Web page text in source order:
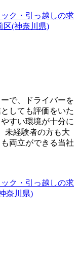
ク・引っ越しの求
区(神奈川県)
で、ドライバーを
しても評価をいた
すい環境が十分に
未経験者の方も大
両立ができる当社
ク・引っ越しの求
奈川県)